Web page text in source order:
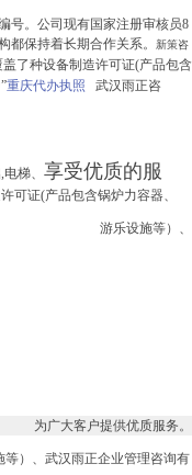
号。公司现有国家注册审核员8
都保持着长期合作关系。
新策咨
了种设备制造许可证(产品包含
重庆代办执照 武汉雨正咨
梯、 享受优质的服
可证(产品包含锅炉力容器、
游乐设施等）、
为广大客户提供优质服务。
）、武汉雨正企业管理咨询有